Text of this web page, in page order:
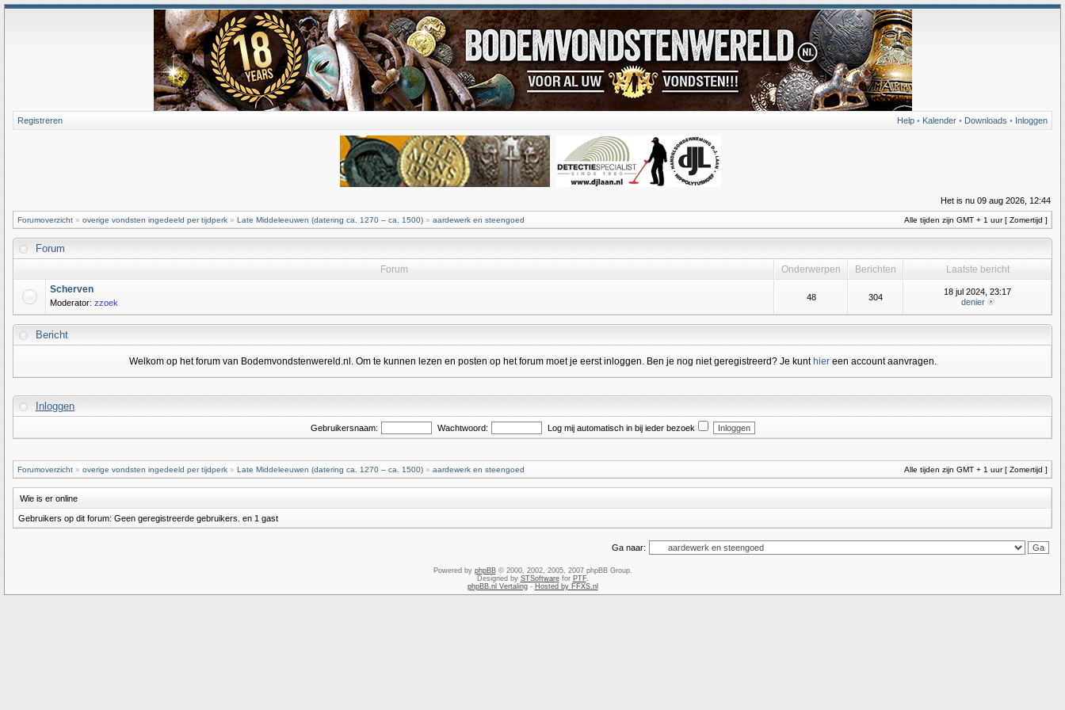
Help • Kalender • Downloads • Inloggen
Registreren
Het is nu 09 aug 2026, 12:44
Forumoverzicht » overige vondsten ingedeeld per tijdperk » Late Middeleeuwen (datering ca. 1270 – ca. 1500) » aardewerk en steengoed Alle tijden zijn GMT + 1 uur [ Zomertijd ]
Forum
Forum Onderwerpen Berichten
Laatste bericht
Scherven
Moderator: zzoek
48 304
18 jul 2024, 23:17
denier
Bericht
Welkom op het forum van Bodemvondstenwereld.nl. Om te kunnen lezen en posten op het forum moet je eerst inloggen. Ben je nog niet geregistreerd? Je kunt hiereen account aanvragen.
Inloggen
Gebruikersnaam: Wachtwoord: Log mij automatisch in bij ieder bezoek
Forumoverzicht » overige vondsten ingedeeld per tijdperk » Late Middeleeuwen (datering ca. 1270 – ca. 1500) » aardewerk en steengoed Alle tijden zijn GMT + 1 uur [ Zomertijd ]
Wie is er online
Gebruikers op dit forum: Geen geregistreerde gebruikers. en 1 gast
Ga naar:
Powered by phpBB© 2000, 2002, 2005, 2007 phpBB Group.
Designed by STSoftwarefor PTF.
phpBB.nl Vertaling- Hosted by FFXS.nl